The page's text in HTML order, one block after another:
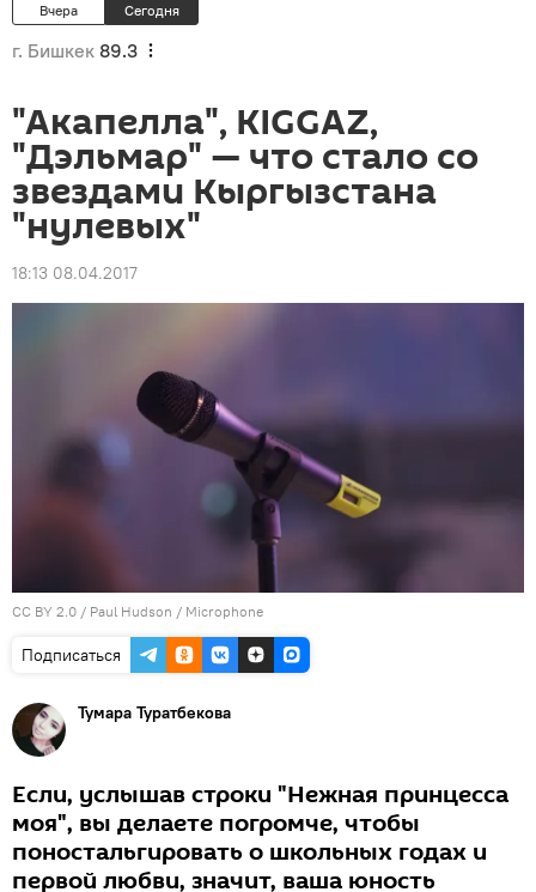
Вчера Сегодня
г. Бишкек 89.3
"Акапелла", KIGGAZ,
"Дэльмар" — что стало со
звездами Кыргызстана
"нулевых"
18:13 08.04.2017
CC BY 2.0 / Paul Hudson / Microphone
Подписаться
Тумара Туратбекова
Если, услышав строки "Нежная принцесса
моя", вы делаете погромче, чтобы
поностальгировать о школьных годах и
первой любви, значит, ваша юность